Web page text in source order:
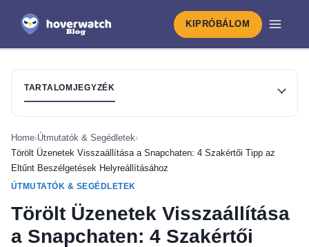
KIPRÓBÁLOM
TARTALOMJEGYZÉK
Home›Útmutatók & Segédletek›
Törölt Üzenetek Visszaállítása a Snapchaten: 4 Szakértői Tipp az
Eltűnt Beszélgetések Helyreállításához
ÚTMUTATÓK & SEGÉDLETEK
Törölt Üzenetek Visszaállítása
a Snapchaten: 4 Szakértői